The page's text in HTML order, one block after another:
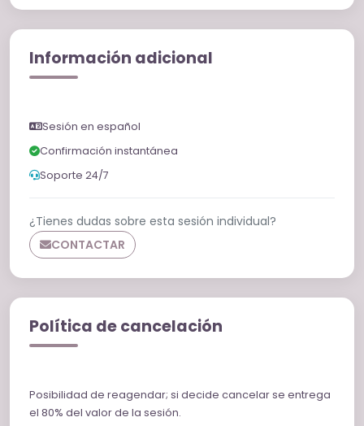
Información adicional
Sesión en español
Confirmación instantánea
Soporte 24/7
¿Tienes dudas sobre esta sesión individual?
CONTACTAR
Política de cancelación
Posibilidad de reagendar; si decide cancelar se entrega
el 80% del valor de la sesión.